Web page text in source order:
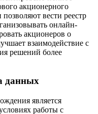
акционерного
вести реестр
онлайн-
акционеров о
взаимодействие с
решений более
данных
является
работы с